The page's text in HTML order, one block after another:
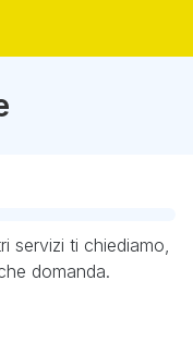
servizi ti chiediamo,
domanda.